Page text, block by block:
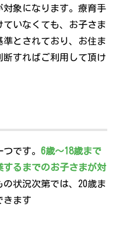
象になります。療育手
いなくても、お子さま
とされており、お住ま
すればご利用して頂け
です。 6歳～18歳まで
るまでのお子さまが対
状況次第では、20歳ま
きます